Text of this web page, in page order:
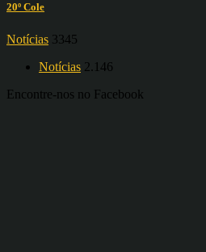
20º Cole
Notícias 3345
Notícias 2.146
Encontre-nos no Facebook